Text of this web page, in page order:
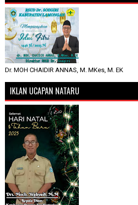
Dr. MOH CHAIDIR ANNAS, M. MKes, M. EK
IKLAN UCAPAN NATARU